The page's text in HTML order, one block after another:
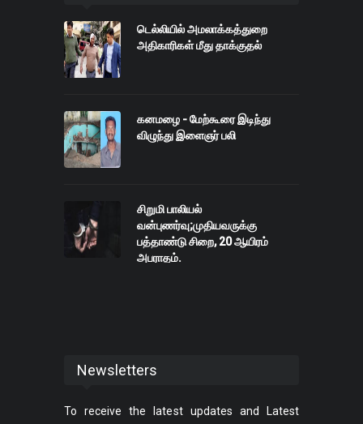
டெல்லியில் அமலாக்கத்துறை
அதிகாரிகள் மீது தாக்குதல்
கனமழை - மேற்கூரை இடிந்து
விழுந்து இளைஞர் பலி
சிறுமி பாலியல்
வன்புணர்வு;முதியவருக்கு
பத்தாண்டு சிறை, 20 ஆயிரம்
அபராதம்.
Newsletters
To receive the latest updates and Latest